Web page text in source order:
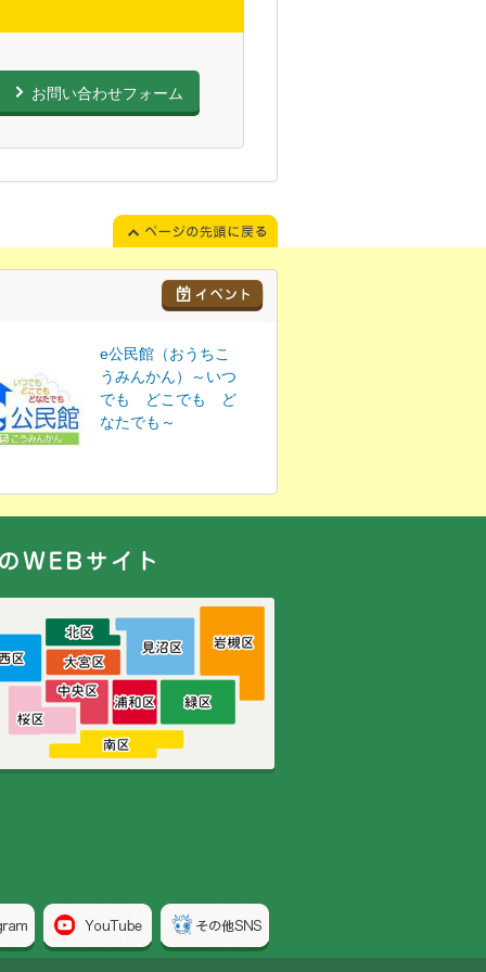
お問い合わせフォーム
e公民館（おうちこ
うみんかん）～いつ
でも どこでも ど
なたでも～